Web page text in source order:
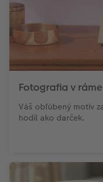
Fotografia v ráme
Váš obľúbený motív
hodil ako darček.